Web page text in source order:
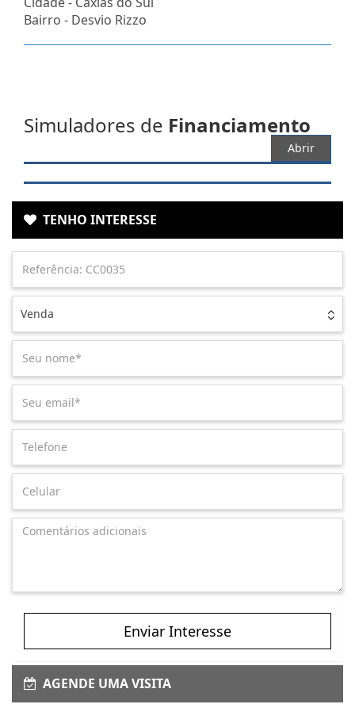
Bairro - Desvio Rizzo
Simuladores de Financiamento
Abrir
TENHO INTERESSE
Venda
Enviar Interesse
AGENDE UMA VISITA